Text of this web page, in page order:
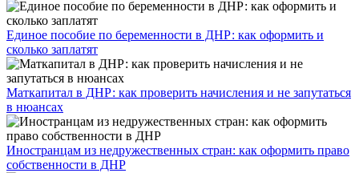
Единое пособие по беременности в ДНР: как оформить и
сколько заплатят
​Маткапитал в ДНР: как проверить начисления и не запутаться
в нюансах
Иностранцам из недружественных стран: как оформить право
собственности в ДНР